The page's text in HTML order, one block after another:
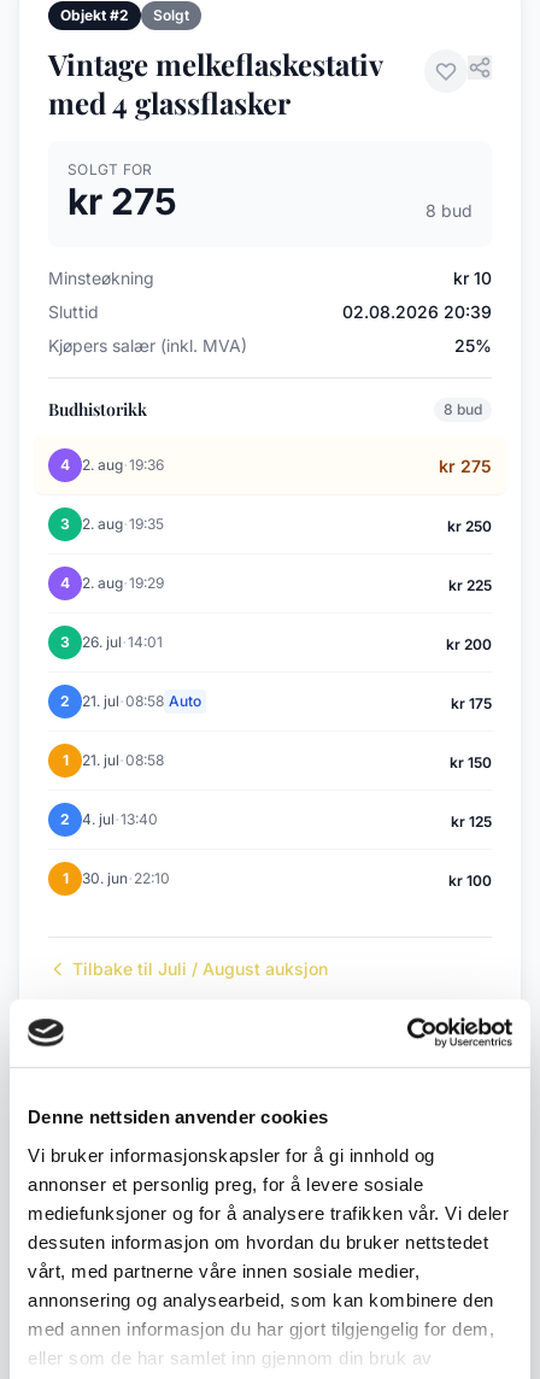
Denne nettsiden anvender cookies
Vi bruker informasjonskapsler for å gi innhold og
annonser et personlig preg, for å levere sosiale
mediefunksjoner og for å analysere trafikken vår. Vi deler
dessuten informasjon om hvordan du bruker nettstedet
vårt, med partnerne våre innen sosiale medier,
annonsering og analysearbeid, som kan kombinere den
med annen informasjon du har gjort tilgjengelig for dem,
eller som de har samlet inn gjennom din bruk av
Objekt #2 Solgt
Vintage melkeflaskestativ
med 4 glassflasker
SOLGT FOR
kr 275 8 bud
Minsteøkning
kr 10
Sluttid
02.08.2026 20:39
Kjøpers salær (inkl. MVA)
25%
Budhistorikk 8 bud
4 2. aug·19:36 kr 275
3 2. aug·19:35 kr 250
4 2. aug·19:29 kr 225
3 26. jul·14:01 kr 200
2 21. jul·08:58 Auto kr 175
1 21. jul·08:58 kr 150
2 4. jul·13:40 kr 125
1 30. jun· 22:10 kr 100
Tilbake til Juli / August auksjon
← Forrige objekt Neste objekt →
Beskrivelse
Eldre melkeflaskestativ i metall med fire
tilhørende glassflasker og plastlokk. Klassisk
bærestativ brukt til transport og oppbevaring av